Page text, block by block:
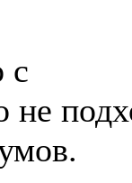
с
не